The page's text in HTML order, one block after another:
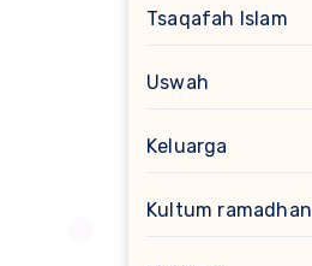
Tsaqafah Islam
Uswah
Keluarga
Kultum ramadhan